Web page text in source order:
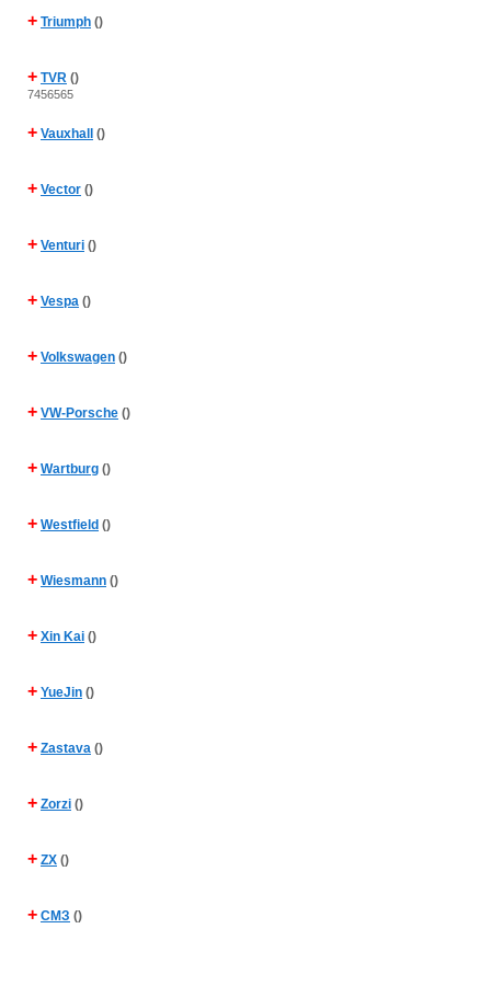
+ Triumph ()
+ TVR ()
7456565
+ Vauxhall ()
+ Vector ()
+ Venturi ()
+ Vespa ()
+ Volkswagen ()
+ VW-Porsche ()
+ Wartburg ()
+ Westfield ()
+ Wiesmann ()
+ Xin Kai ()
+ YueJin ()
+ Zastava ()
+ Zorzi ()
+ ZX ()
+ СМЗ ()